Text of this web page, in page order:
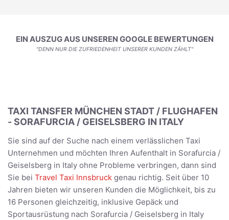
EIN AUSZUG AUS UNSEREN GOOGLE BEWERTUNGEN
"DENN NUR DIE ZUFRIEDENHEIT UNSERER KUNDEN ZÄHLT"
TAXI TANSFER MÜNCHEN STADT / FLUGHAFEN
- SORAFURCIA / GEISELSBERG IN ITALY
Sie sind auf der Suche nach einem verlässlichen Taxi
Unternehmen und möchten Ihren Aufenthalt in Sorafurcia /
Geiselsberg in Italy ohne Probleme verbringen, dann sind
Sie bei Travel Taxi Innsbruck genau richtig. Seit über 10
Jahren bieten wir unseren Kunden die Möglichkeit, bis zu
16 Personen gleichzeitig, inklusive Gepäck und
Sportausrüstung nach Sorafurcia / Geiselsberg in Italy